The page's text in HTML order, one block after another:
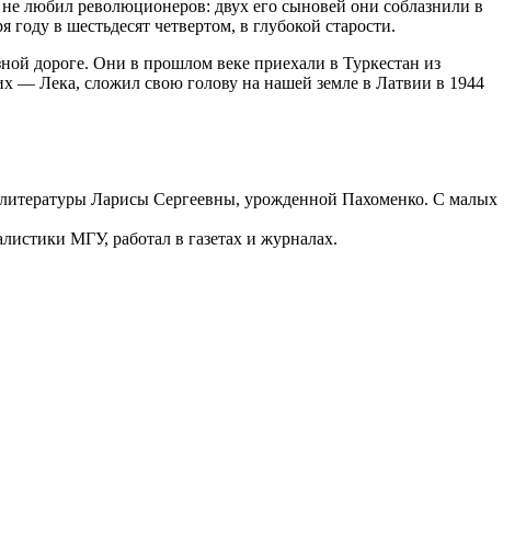
любил революционеров: двух его сыновей они соблазнили в
в шестьдесят четвертом, в глубокой старости.
дороге. Они в прошлом веке приехали в Туркестан из
— Лека, сложил свою голову на нашей земле в Латвии в 1944
Ларисы Сергеевны, урожденной Пахоменко. С малых
МГУ, работал в газетах и журналах.